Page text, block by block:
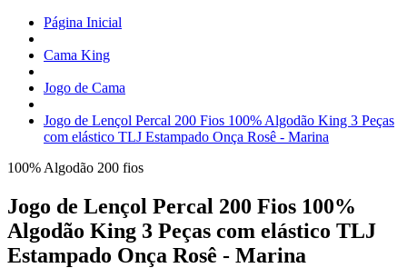
Página Inicial
Cama King
Jogo de Cama
Jogo de Lençol Percal 200 Fios 100% Algodão King 3 Peças
com elástico TLJ Estampado Onça Rosê - Marina
100% Algodão 200 fios
Jogo de Lençol Percal 200 Fios 100%
Algodão King 3 Peças com elástico TLJ
Estampado Onça Rosê - Marina